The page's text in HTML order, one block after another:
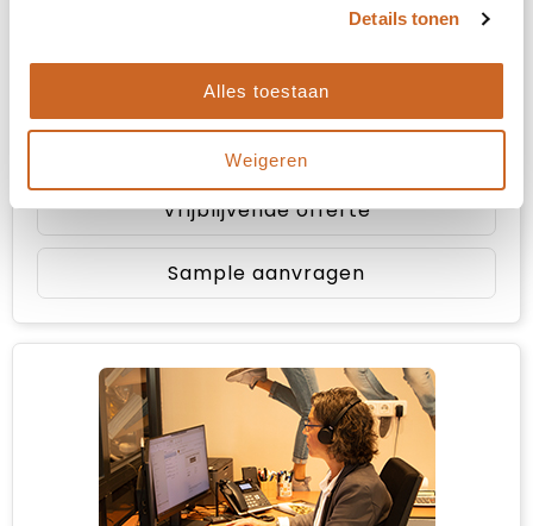
Details tonen
Alles toestaan
Weigeren
Selecteer jouw opties voor de prijsopgave.
Toevoegen aan winkelwagen
Vrijblijvende offerte
Sample aanvragen